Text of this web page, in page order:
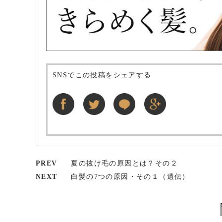
SNSでこの投稿をシェアする
PREV
夏の抜け毛の原因とは？その２
NEXT
白髪の7つの原因・その１（遺伝）